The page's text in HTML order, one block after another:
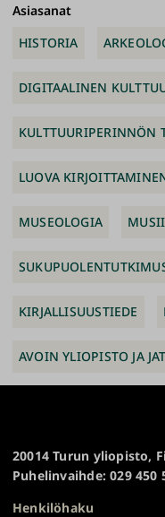
Asiasanat
HISTORIA
DIGITAALINEN
KULTTUURIPERINNÖN
LUOVA
MUSEOLOGIA
KIRJALLISUUSTIEDE
AVOIN YLIOPISTO JA
20014 Turun yliopisto,
Puhelinvaihde: 029 450
Henkilöhaku